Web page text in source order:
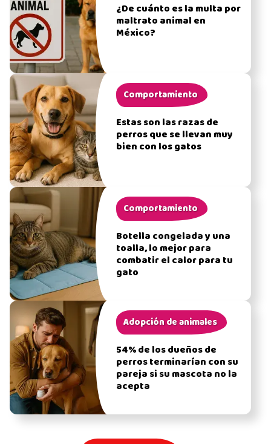
¿De cuánto es la multa por
maltrato animal en
México?
Comportamiento
Estas son las razas de
perros que se llevan muy
bien con los gatos
Comportamiento
Botella congelada y una
toalla, lo mejor para
combatir el calor para tu
gato
Adopción de animales
54% de los dueños de
perros terminarían con su
pareja si su mascota no la
acepta